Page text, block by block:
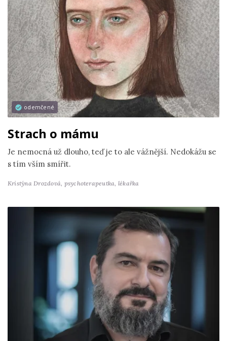
odemčené
Strach o mámu
Je nemocná už dlouho, teď je to ale vážnější. Nedokážu se
s tím vším smířit.
Kristýna Drozdová, psychoterapeutka, lékařka